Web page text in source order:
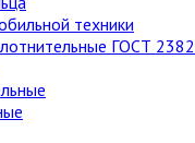
техники
ГОСТ